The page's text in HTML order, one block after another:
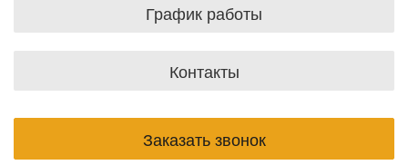
График работы
Контакты
Заказать звонок